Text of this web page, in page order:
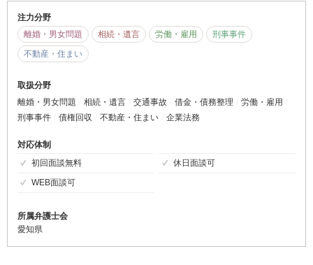
注力分野
離婚・男女問題
相続・遺言 労働・雇用
刑事事件
不動産・住まい
取扱分野
離婚・男女問題
相続・遺言 交通事故 借金・債務整理
労働・雇用
刑事事件
債権回収 不動産・住まい 企業法務
対応体制
初回面談無料
休日面談可
WEB面談可
所属弁護士会
愛知県